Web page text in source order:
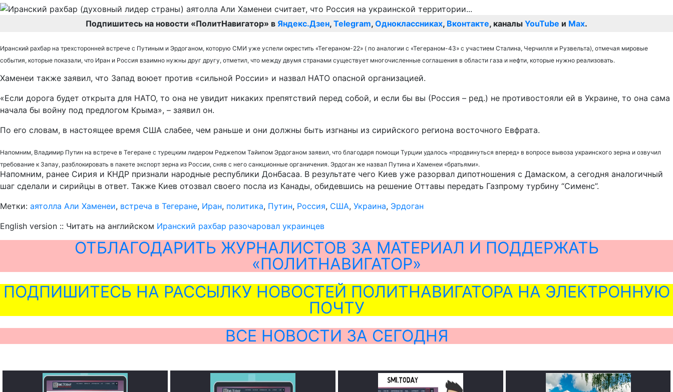
Подпишитесь на новости «ПолитНавигатор» в Яндекс.Дзен, Telegram, Одноклассниках, Вконтакте, каналы YouTube и Max.
Иранский рахбар на трехсторонней встрече с Путиным и Эрдоганом, которую СМИ уже успели окрестить «Тегераном-22» ( по аналогии с «Тегераном-43» с участием Сталина, Черчилля и Рузвельта), отмечая мировые
события, которые показали, что Иран и Россия взаимно нужны друг другу, отметил, что между двумя странами существует многочисленные соглашения в области газа и нефти, которые нужно реализовать.
Хаменеи также заявил, что Запад воюет против «сильной России» и назвал НАТО опасной организацией.
«Если дорога будет открыта для НАТО, то она не увидит никаких препятствий перед собой, и если бы вы (Россия – ред.) не противостояли ей в Украине, то она сама
начала бы войну под предлогом Крыма», – заявил он.
По его словам, в настоящее время США слабее, чем раньше и они должны быть изгнаны из сирийского региона восточного Евфрата.
Напомним, Владимир Путин на встрече в Тегеране с турецким лидером Реджепом Тайипом Эрдоганом заявил, что благодаря помощи Турции удалось «продвинуться вперед» в вопросе вывоза украинского зерна и озвучил
требование к Запау, разблокировать в пакете экспорт зерна из России, сняв с него санкционные органичения. Эрдоган же назвал Путина и Хаменеи «братьями».
Напомним, ранее Сирия и КНДР признали народные республики Донбасаа. В результате чего Киев уже разорвал дипотношения с Дамаском, а сегодня аналогичный
шаг сделали и сирийцы в ответ. Также Киев отозвал своего посла из Канады, обидевшись на решение Оттавы передать Газпрому турбину “Сименс”.
Метки: аятолла Али Хаменеи, встреча в Тегеране, Иран, политика, Путин, Россия, США, Украина, Эрдоган
English version :: Читать на английском Иранский рахбар разочаровал украинцев
ОТБЛАГОДАРИТЬ ЖУРНАЛИСТОВ ЗА МАТЕРИАЛ И ПОДДЕРЖАТЬ
«ПОЛИТНАВИГАТОР»
ПОДПИШИТЕСЬ НА РАССЫЛКУ НОВОСТЕЙ ПОЛИТНАВИГАТОРА НА ЭЛЕКТРОННУЮ
ПОЧТУ
ВСЕ НОВОСТИ ЗА СЕГОДНЯ